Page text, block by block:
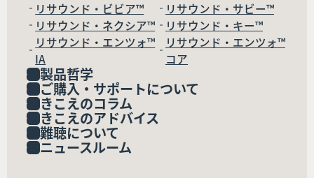
リサウンド・ビビア™
リサウンド・サビー™
リサウンド・ネクシア™
リサウンド・キー™
リサウンド・エンツォ™
IA
リサウンド・エンツォ™
コア
製品哲学
ご購入・サポートについて
きこえのコラム
きこえのアドバイス
難聴について
ニュースルーム